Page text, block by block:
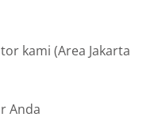
kami (Area Jakarta
Anda